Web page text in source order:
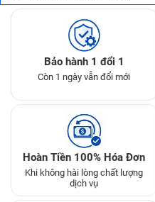
Bảo hành 1 đổi 1
Còn 1 ngày vẫn đổi mới
Hoàn Tiền 100% Hóa Đơn
Khi không hài lòng chất lượng
dịch vụ